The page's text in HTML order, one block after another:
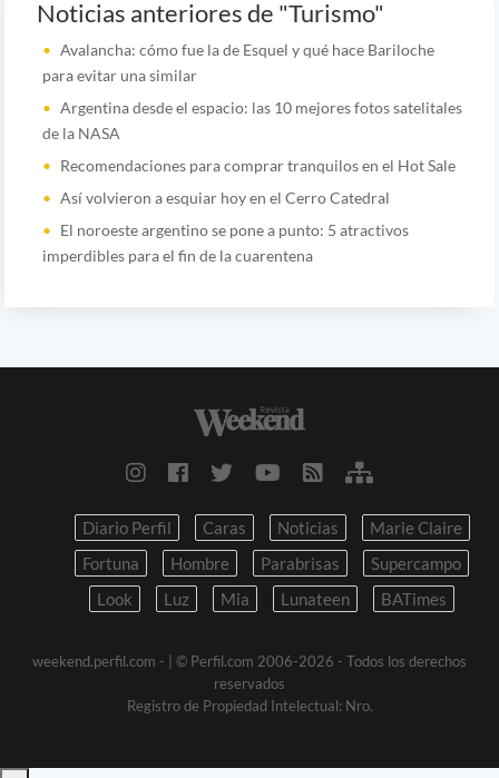
Noticias anteriores de "Turismo"
Avalancha: cómo fue la de Esquel y qué hace Bariloche
para evitar una similar
Argentina desde el espacio: las 10 mejores fotos satelitales
de la NASA
Recomendaciones para comprar tranquilos en el Hot Sale
Así volvieron a esquiar hoy en el Cerro Catedral
El noroeste argentino se pone a punto: 5 atractivos
imperdibles para el fin de la cuarentena
Diario Perfil Caras Noticias
Marie Claire
Fortuna
Hombre Parabrisas
Supercampo
Look
Luz Mia Lunateen BATimes
weekend.perfil.com -
| © Perfil.com 2006-2026 - Todos los derechos
reservados
Registro de Propiedad Intelectual: Nro.